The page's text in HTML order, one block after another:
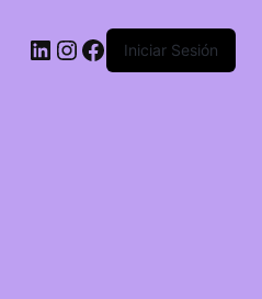
LinkedIn
Instagram
Facebook
Iniciar Sesión